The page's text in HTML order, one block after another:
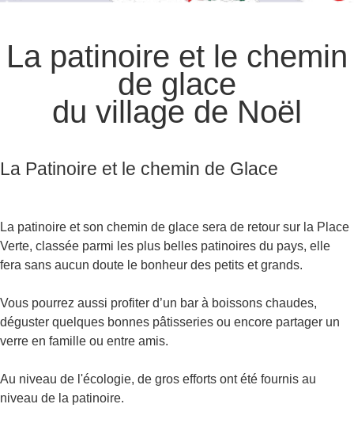
La patinoire et le chemin
de glace
du village de Noël
La Patinoire et le chemin de Glace
La patinoire et son chemin de glace sera de retour sur la Place
Verte, classée parmi les plus belles patinoires du pays, elle
fera sans aucun doute le bonheur des petits et grands.
Vous pourrez aussi profiter d’un bar à boissons chaudes,
déguster quelques bonnes pâtisseries ou encore partager un
verre en famille ou entre amis.
Au niveau de l'écologie, de gros efforts ont été fournis au
niveau de la patinoire.